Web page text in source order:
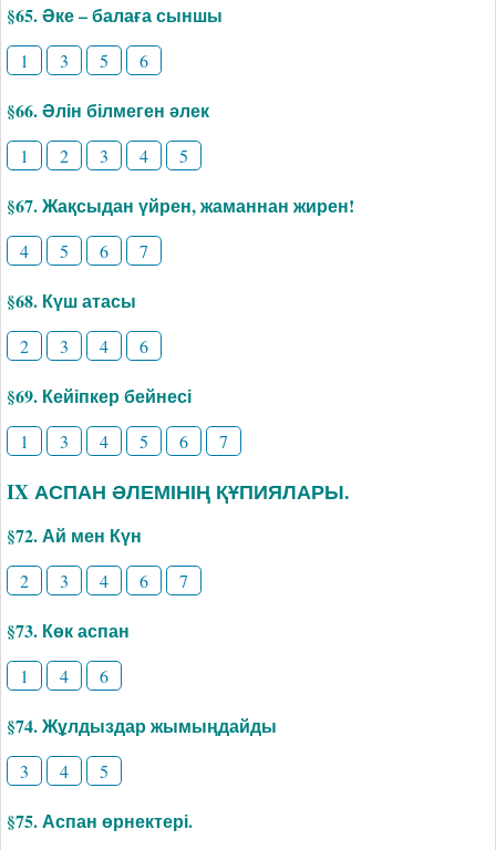
§65. Әке – балаға сыншы
1 3 5 6
§66. Әлін білмеген әлек
1 2 3 4 5
§67. Жақсыдан үйрен, жаманнан жирен!
4 5 6 7
§68. Күш атасы
2 3 4 6
§69. Кейіпкер бейнесі
1 3 4 5 6 7
IX АСПАН ӘЛЕМІНІҢ ҚҰПИЯЛАРЫ.
§72. Ай мен Күн
2 3 4 6 7
§73. Көк аспан
1 4 6
§74. Жұлдыздар жымыңдайды
3 4 5
§75. Аспан өрнектері.